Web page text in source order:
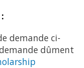
:
demande ci-
dûment